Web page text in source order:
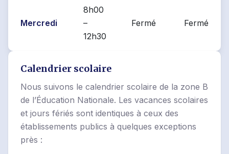
Mercredi
8h00
–
12h30
Fermé Fermé
Calendrier scolaire
Nous suivons le calendrier scolaire de la zone B
de l’Éducation Nationale. Les vacances scolaires
et jours fériés sont identiques à ceux des
établissements publics à quelques exceptions
près :